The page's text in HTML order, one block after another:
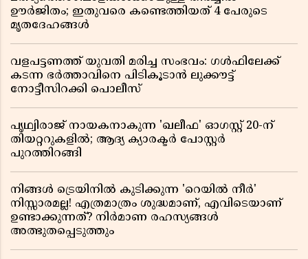
ഊർജിതം; ഇതുവരെ കണ്ടെത്തിയത് 4 പേരുടെ
മൃതദേഹങ്ങൾ
വളപട്ടണത്ത് യുവതി മരിച്ച സംഭവം: ഗൾഫിലേക്ക്
കടന്ന ഭർത്താവിനെ പിടികൂടാൻ ലുക്കൗട്ട്
നോട്ടീസിറക്കി പൊലീസ്
പൃഥ്വിരാജ് നായകനാകുന്ന 'ഖലീഫ' ഓഗസ്റ്റ് 20-ന്
തിയറ്ററുകളിൽ; ആദ്യ ക്യാരക്ടർ പോസ്റ്റർ
പുറത്തിറങ്ങി
നിങ്ങൾ ട്രെയിനിൽ കുടിക്കുന്ന 'റെയിൽ നീർ'
നിസ്സാരമല്ല! എത്രമാത്രം ശുദ്ധമാണ്, എവിടെയാണ്
ഉണ്ടാക്കുന്നത്? നിർമാണ രഹസ്യങ്ങൾ
അത്ഭുതപ്പെടുത്തും